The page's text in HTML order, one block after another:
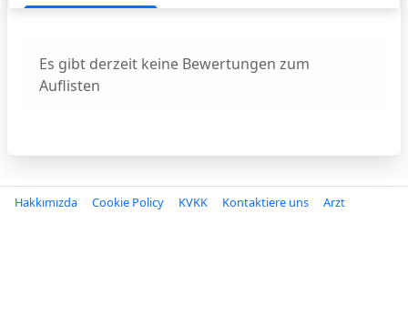
Arzt
Es gibt derzeit keine Bewertungen zum
Auflisten
Hakkımızda Cookie Policy KVKK Kontaktiere uns Arzt